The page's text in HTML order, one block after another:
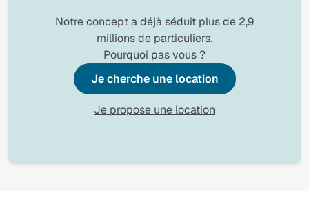
Notre concept a déjà séduit plus de 2,9
millions de particuliers.
Pourquoi pas vous ?
Je cherche une location
Je propose une location